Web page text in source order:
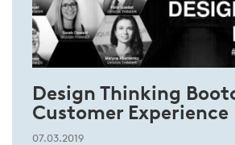
Design Thinking
Customer Experience
07.03.2019